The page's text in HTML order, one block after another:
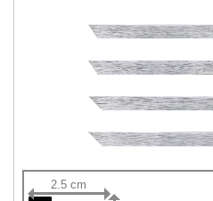
2.5 cm